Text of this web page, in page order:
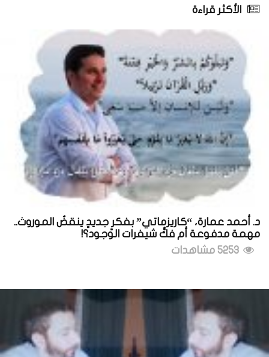
الأكثر قراءة
د. أحمد عمارة، “كاريزماتي” بفكرٍ جديدٍ ينقضُ الموروث..
مهمة مدفوعة أم فكُّ شيفرات الوجود؟!